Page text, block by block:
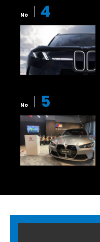
No 4
No 5